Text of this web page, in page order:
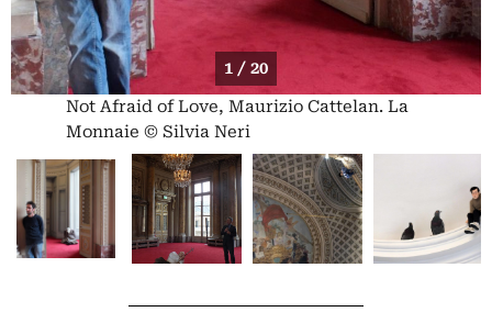
1 / 20
Not Afraid of Love, Maurizio Cattelan. La
Monnaie © Silvia Neri